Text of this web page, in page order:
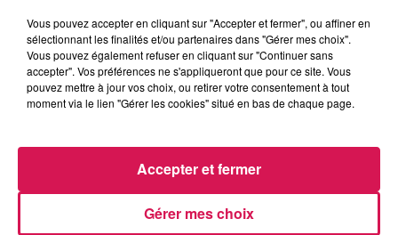
Revivez les meilleurs moments du Réveil de Canal FM
9h07
9h07
Vous pouvez accepter en cliquant sur "Accepter et fermer", ou affiner en
sélectionnant les finalités et/ou partenaires dans "Gérer mes choix".
Vous pouvez également refuser en cliquant sur "Continuer sans
accepter". Vos préférences ne s'appliqueront que pour ce site. Vous
pouvez mettre à jour vos choix, ou retirer votre consentement à tout
moment via le lien "Gérer les cookies" situé en bas de chaque page.
Gérer mes choix
Accepter et fermer